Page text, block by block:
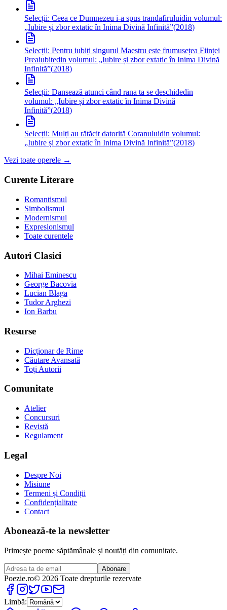
Selecții: Ceea ce Dumnezeu i-a spus trandafiruluidin volumul:
„Iubire și zbor extatic în Inima Divină Infinită”(2018)
Selecții: Pentru iubiți singurul Maestru este frumusețea Ființei
Preaiubitedin volumul: „Iubire și zbor extatic în Inima Divină
Infinită”(2018)
Selecții: Dansează atunci când rana ta se deschidedin
volumul: „Iubire și zbor extatic în Inima Divină
Infinită”(2018)
Selecții: Mulți au rătăcit datorită Coranuluidin volumul:
„Iubire și zbor extatic în Inima Divină Infinită”(2018)
Vezi toate operele →
Curente Literare
Romantismul
Simbolismul
Modernismul
Expresionismul
Toate curentele
Autori Clasici
Mihai Eminescu
George Bacovia
Lucian Blaga
Tudor Arghezi
Ion Barbu
Resurse
Dicționar de Rime
Căutare Avansată
Toți Autorii
Comunitate
Atelier
Concursuri
Revistă
Regulament
Legal
Despre Noi
Misiune
Termeni și Condiții
Confidențialitate
Contact
Abonează-te la newsletter
Primește poeme săptămânale și noutăți din comunitate.
Abonare
Poezie.ro© 2026 Toate drepturile rezervate
Limbă: